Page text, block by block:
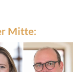
Mitte: